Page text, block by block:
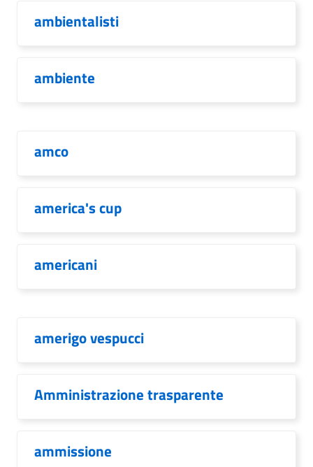
ambientalisti
ambiente
amco
america's cup
americani
amerigo vespucci
Amministrazione trasparente
ammissione